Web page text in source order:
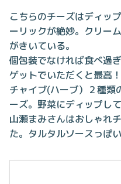
こちらのチーズはディッ
ーリックが絶妙。クリー
がきいている。
個包装でなければ食べ過
ゲットでいただくと最高！
チャイブ(ハーブ）２種類
ーズ。野菜にディップし
山瀬まみさんはおしゃれ
た。タルタルソースっぽ